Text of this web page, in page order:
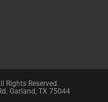
Rights Reserved.
Garland, TX 75044